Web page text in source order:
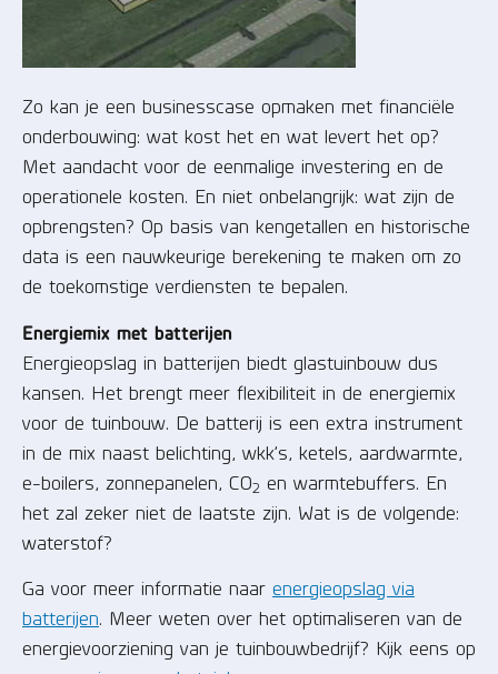
Zo kan je een businesscase opmaken met financiële
onderbouwing: wat kost het en wat levert het op?
Met aandacht voor de eenmalige investering en de
operationele kosten. En niet onbelangrijk: wat zijn de
opbrengsten? Op basis van kengetallen en historische
data is een nauwkeurige berekening te maken om zo
de toekomstige verdiensten te bepalen.
Energiemix met batterijen
Energieopslag in batterijen biedt glastuinbouw dus
kansen. Het brengt meer flexibiliteit in de energiemix
voor de tuinbouw. De batterij is een extra instrument
in de mix naast belichting, wkk’s, ketels, aardwarmte,
e-boilers, zonnepanelen, CO2 en warmtebuffers. En
het zal zeker niet de laatste zijn. Wat is de volgende:
waterstof?
Ga voor meer informatie naar energieopslag via
batterijen. Meer weten over het optimaliseren van de
energievoorziening van je tuinbouwbedrijf? Kijk eens op